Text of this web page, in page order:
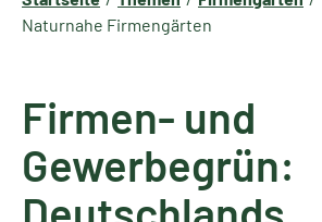
Naturnahe Firmengärten
Firmen- und
Gewerbegrün: